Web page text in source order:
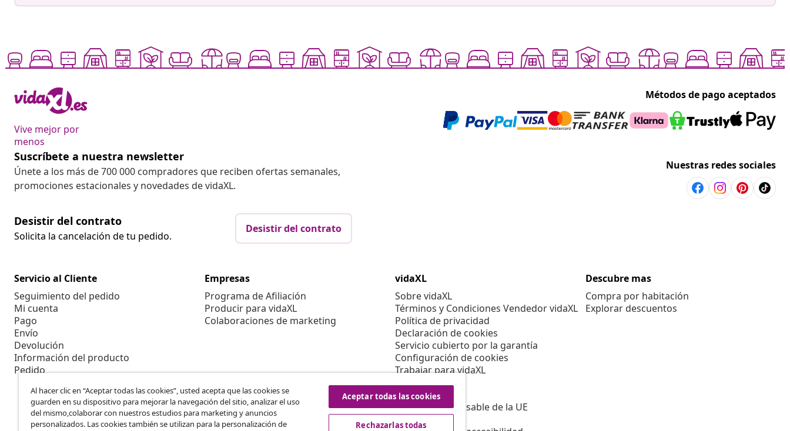
Vive mejor por
menos
Métodos de pago aceptados
Suscríbete a nuestra newsletter
Únete a los más de 700 000 compradores que reciben ofertas semanales,
promociones estacionales y novedades de vidaXL.
Nuestras redes sociales
Desistir del contrato
Solicita la cancelación de tu pedido.
Desistir del contrato
Servicio al Cliente
Seguimiento del pedido
Mi cuenta
Pago
Envío
Devolución
Información del producto
Pedido
Empresas
Programa de Afiliación
Producir para vidaXL
Colaboraciones de marketing
vidaXL
Sobre vidaXL
Términos y Condiciones Vendedor vidaXL
Política de privacidad
Declaración de cookies
Servicio cubierto por la garantía
Configuración de cookies
Trabajar para vidaXL
Aviso legal
Seguridad
Persona responsable de la UE
Política de EPR
Descubre mas
Compra por habitación
Explorar descuentos
Al hacer clic en “Aceptar todas las cookies”, usted acepta que las cookies se
guarden en su dispositivo para mejorar la navegación del sitio, analizar el uso
del mismo,colaborar con nuestros estudios para marketing y anuncios
personalizados. Las cookies también se utilizan para la personalización de
Aceptar todas las cookies
Rechazarlas todas